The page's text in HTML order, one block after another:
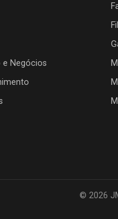
e Negócios
© 2026